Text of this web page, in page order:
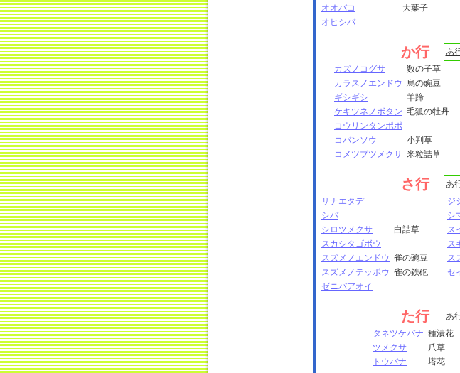
オオバコ
大葉子
オヒシバ
か行 あ
カズノコグサ
数の子草
カラスノエンドウ 烏の豌豆
ギシギシ
羊蹄
ケキツネノボタン 毛狐の牡丹
コウリンタンポポ
コバンソウ
小判草
コメツブツメクサ 米粒詰草
さ行 あ
サナエタデ
ジ
シバ
シ
シロツメクサ
白詰草 ス
スカシタゴボウ
ス
スズメノエンドウ 雀の豌豆 ス
スズメノテッポウ 雀の鉄砲 セ
ゼニバアオイ
た行 あ
タネツケバナ 種漬花
ツメクサ
爪草
トウバナ
塔花